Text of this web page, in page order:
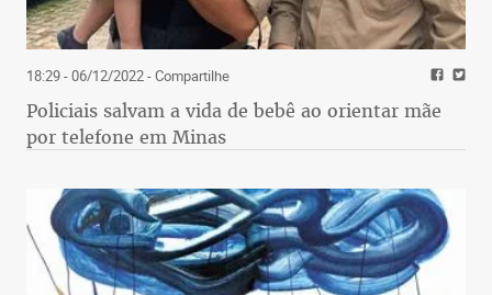
18:29 - 06/12/2022- Compartilhe
Policiais salvam a vida de bebê ao orientar mãe
por telefone em Minas